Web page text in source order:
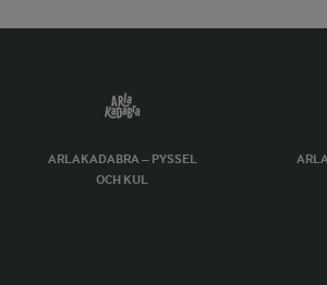
ARLAKADABRA – PYSSEL
OCH KUL